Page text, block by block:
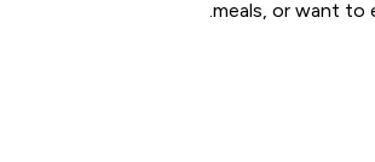
meals, or want to